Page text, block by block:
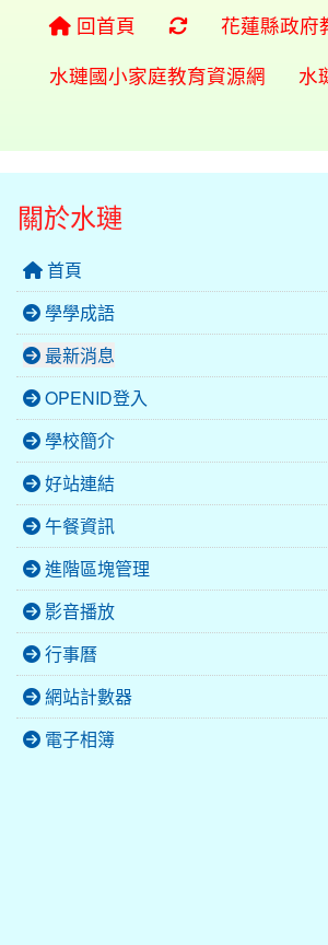
回首頁 重新取得佈景
花蓮縣政府
水璉國小家庭教育資源網
水
關於水璉
首頁
學學成語
最新消息
OPENID登入
學校簡介
好站連結
午餐資訊
進階區塊管理
影音播放
行事曆
網站計數器
電子相簿